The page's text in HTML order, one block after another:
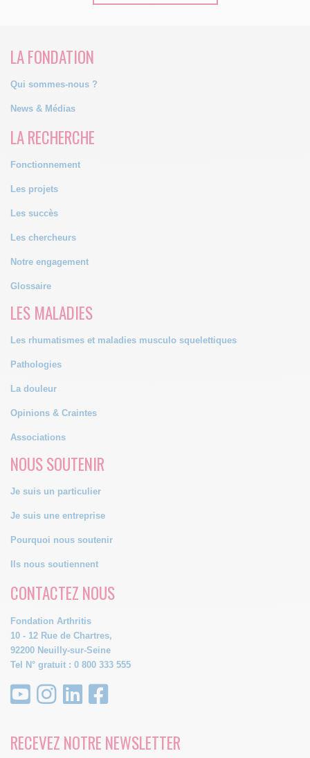
LA FONDATION
Qui sommes-nous ?
News & Médias
LA RECHERCHE
Fonctionnement
Les projets
Les succès
Les chercheurs
Notre engagement
Glossaire
LES MALADIES
Les rhumatismes et maladies musculo squelettiques
Pathologies
La douleur
Opinions & Craintes
Associations
NOUS SOUTENIR
Je suis un particulier
Je suis une entreprise
Pourquoi nous soutenir
Ils nous soutiennent
CONTACTEZ NOUS
Fondation Arthritis
10 - 12 Rue de Chartres,
92200 Neuilly-sur-Seine
Tel N° gratuit : 0 800 333 555
RECEVEZ NOTRE NEWSLETTER